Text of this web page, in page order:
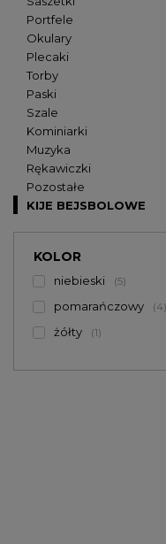
Portfele
Okulary
Plecaki
Torby
Paski
Szale
Kominiarki
Muzyka
Rękawiczki
Pozostałe
KIJE BEJSBOLOWE
KOLOR
niebieski 5
pomarańczowy 4
żółty 1